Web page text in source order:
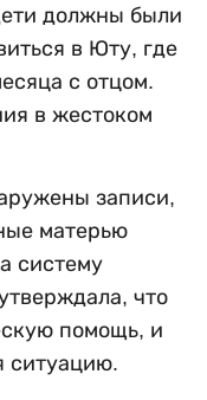
должны были
в Юту, где
с отцом.
в жестоком
записи,
матерью
систему
что
помощь, и
ситуацию.